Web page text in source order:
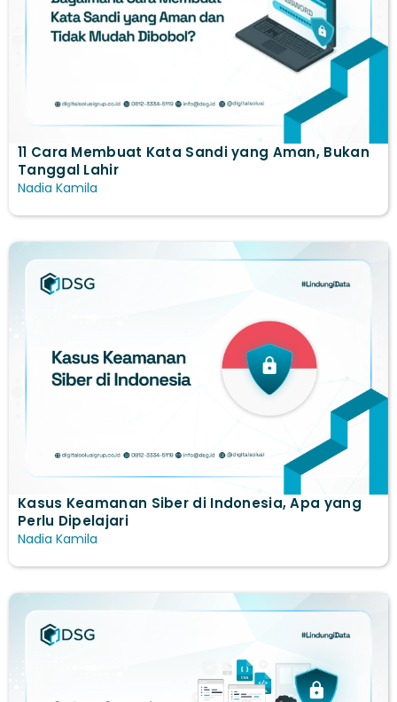
11 Cara Membuat Kata Sandi yang Aman, Bukan
Tanggal Lahir
Nadia Kamila
Kasus Keamanan Siber di Indonesia, Apa yang
Perlu Dipelajari
Nadia Kamila